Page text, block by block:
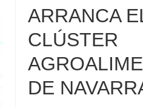
ARRANCA
CLÚSTER
DE